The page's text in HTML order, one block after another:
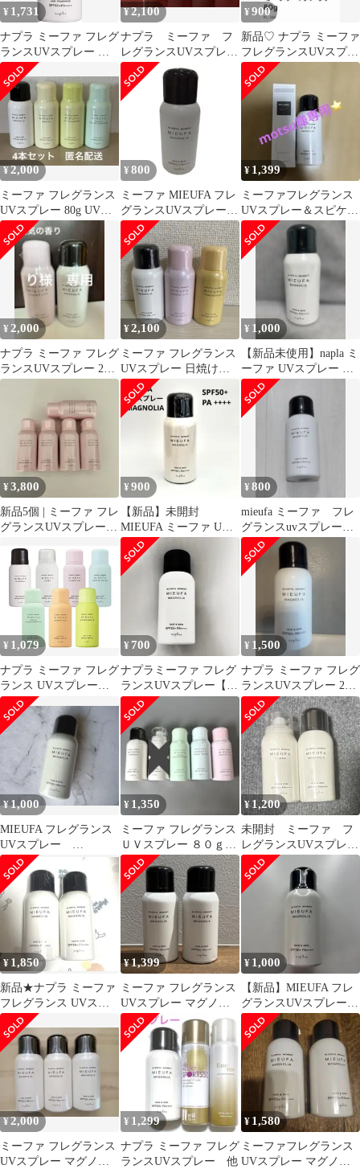
¥ 1,731
ナプラ ミーファ フレグ
ランスUVスプレー マ
グノリア 80g
¥2,100
ナプラ ミーファ フ
レグランスUVスプレ
ー 新品3本
¥900
新品♡ ナプラ ミーファ
フレグランスUVスプレ
ー マグノリア 80g
¥2,000
ミーファ フレグランス
UVスプレー 80g UVヘ
アスプレー ナプラ 4
本
¥ 800
ミーファ MIEUFA フレ
グランスUVスプレー
マグノリア
¥ 1,399
ミーファフレグランス
UVスプレー＆スピケア
タイディリズム ハンド
クリーム
¥ 2,000
ナプラ ミーファ フレグ
ランスUVスプレー 2本
セット
¥2,100
ミーファ フレグランス
UVスプレー 日焼け止
め
¥ 1,000
【新品未使用】napla ミ
ーファ UVスプレー マ
グノリア 80g
¥3,800
新品5個 | ミーファ フレ
グランスUVスプレー |
¥900
【新品】未開封
MIEUFA ミーファ UV
スプレー 日焼け止め
SPF50+
¥800
mieufa ミーファ フレ
グランスuvスプレー
magnolia マグノリア
¥ 1,079
ナプラ ミーファ フレグ
ランス UVスプレー
80g【新品 未使用】
¥ 700
ナプラミーファ フレグ
ランスUVスプレー【マ
グ ノリア】日焼け止め
¥ 1,500
ナプラ ミーファ フレグ
ランスUVスプレー 2本
セット
¥1,000
MIEUFA フレグランス
UVスプレー
MAGMOLIA 日焼け
止め
¥ 1,350
ミーファ フレグランス
ＵＶスプレー ８０ｇ
1本 マグノリア
¥ 1,200
未開封 ミーファ フ
レグランスUVスプレ
ー クリアー ＋ マグノ
リア
¥ 1,850
新品★ナプラ ミーファ
フレグランス UVスプ
レー 日焼け止め マグ
ノリア 2本
¥1,399
ミーファ フレグランス
UVスプレー マグノリ
ア 80g 2本セット
¥ 1,000
【新品】MIEUFA フレ
グランスUVスプレー
マグノリア
¥2,000
ミーファ フレグランス
UVスプレー マグノリ
¥ 1,299
ナプラ ミーファ フレグ
ランスUVスプレー 他
¥ 1,580
ミーファフレグランス
UVスプレー マグノリ